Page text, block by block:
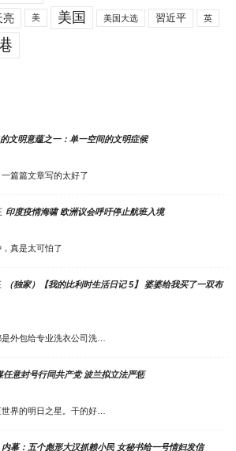
亮 美 美国 美国大选 習近平 英
文明意蕴之一：单一空间的文明症候
一篇篇文章写的太好了
印度疫情海啸 欧洲议会呼吁停止航班入境
真是太可怕了
（独家）【我的比利时生活日记 5】 婆婆给我买了一双布
外包给专业洗衣公司洗…
任意封号行同共产党 波兰拟立法严惩
界的明日之星。干的好…
内幕：五个彪形大汉抓赖小民 女秘书给一号情妇发信